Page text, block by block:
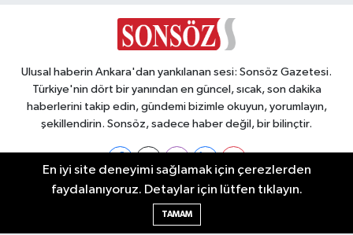
Ulusal haberin Ankara'dan yankılanan sesi: Sonsöz Gazetesi.
Türkiye'nin dört bir yanından en güncel, sıcak, son dakika
haberlerini takip edin, gündemi bizimle okuyun, yorumlayın,
şekillendirin. Sonsöz, sadece haber değil, bir bilinçtir.
Ankara Nöbetçi Eczaneler
En iyi site deneyimi sağlamak için çerezlerden
faydalanıyoruz. Detaylar için lütfen tıklayın.
TAMAM